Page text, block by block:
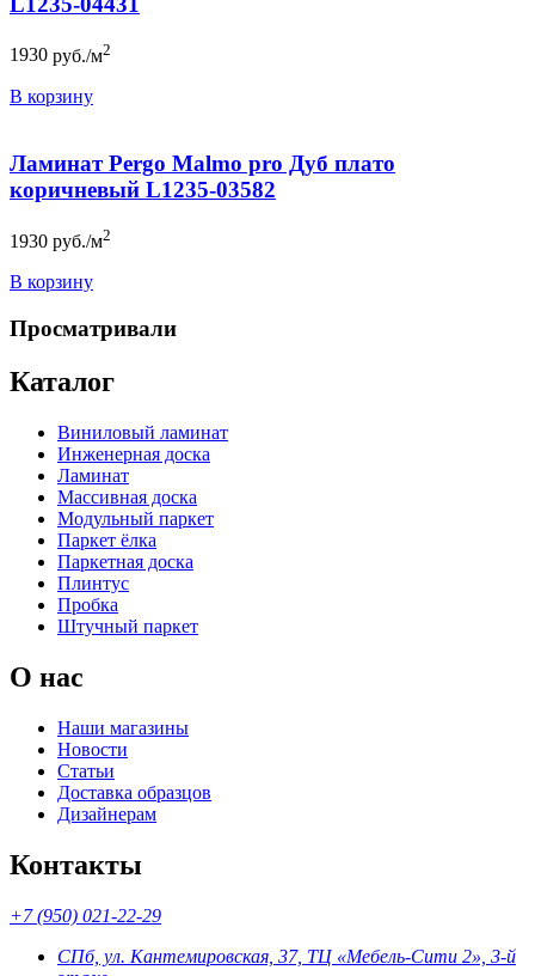
1930 руб./м2
В корзину
Ламинат Pergo Malmo pro Дуб плато
коричневый L1235-03582
1930 руб./м2
В корзину
Просматривали
Каталог
Виниловый ламинат
Инженерная доска
Ламинат
Массивная доска
Модульный паркет
Паркет ёлка
Паркетная доска
Плинтус
Пробка
Штучный паркет
О нас
Наши магазины
Новости
Статьи
Доставка образцов
Дизайнерам
Контакты
+7 (950) 021-22-29
СПб, ул. Кантемировская, 37, ТЦ «Мебель-Сити 2», 3-й